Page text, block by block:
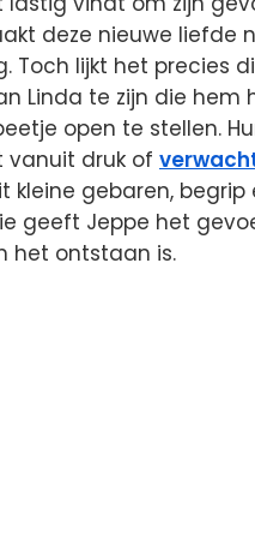
deze nieuwe liefde
Toch lijkt het precies
Linda te zijn die hem
open te stellen.
vanuit druk of
kleine gebaren, begrip
geeft Jeppe het
het ontstaan is.